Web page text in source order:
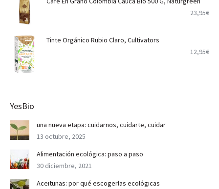
23,95€
Tinte Orgánico Rubio Claro, Cultivators
12,95€
YesBio
una nueva etapa: cuidarnos, cuidarte, cuidar
13 octubre, 2025
Alimentación ecológica: paso a paso
30 diciembre, 2021
Aceitunas: por qué escogerlas ecológicas